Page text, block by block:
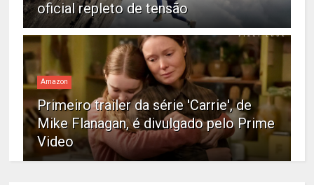
oficial repleto de tensão
Amazon
Primeiro trailer da série 'Carrie', de
Mike Flanagan, é divulgado pelo Prime
Video